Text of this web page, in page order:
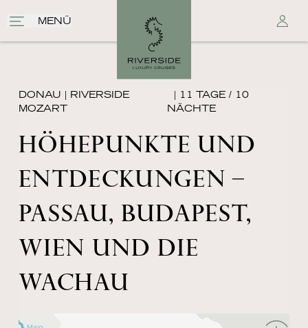
MENÜ
DONAU | RIVERSIDE
MOZART
| 11 TAGE / 10
NÄCHTE
HÖHEPUNKTE UND
ENTDECKUNGEN –
PASSAU, BUDAPEST,
WIEN UND DIE
WACHAU